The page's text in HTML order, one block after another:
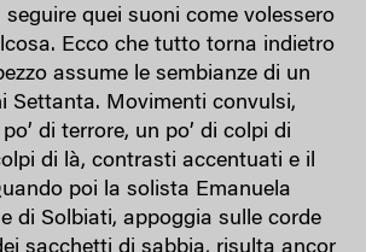
quei suoni come volessero
Ecco che tutto torna indietro
assume le sembianze di un
Settanta. Movimenti convulsi,
di terrore, un po’ di colpi di
di là, contrasti accentuati e il
poi la solista Emanuela
di Solbiati, appoggia sulle corde